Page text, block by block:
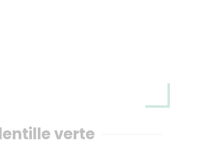
verte